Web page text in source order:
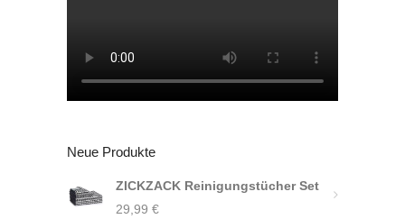
Neue Produkte
ZICKZACK Reinigungstücher Set
29,99 €